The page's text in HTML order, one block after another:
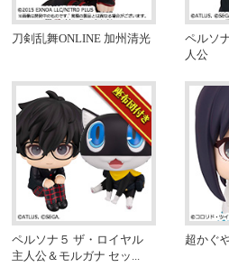
刀剣乱舞ONLINE 加州清光
ペルソ
人公
ペルソナ５ ザ・ロイヤル
主人公＆モルガナ セッ ...
超かぐ